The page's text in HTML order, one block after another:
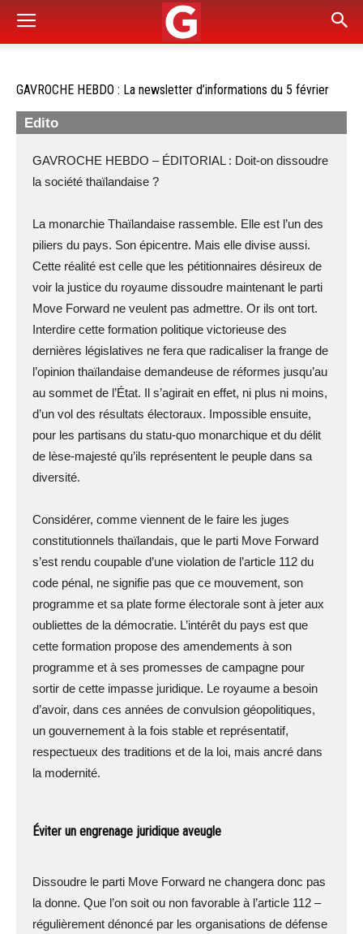
GAVROCHE HEBDO : La newsletter d’informations du 5 février
Edito
GAVROCHE HEBDO – ÉDITORIAL : Doit-on dissoudre
la société thaïlandaise ?
La monarchie Thaïlandaise rassemble. Elle est l’un des
piliers du pays. Son épicentre. Mais elle divise aussi.
Cette réalité est celle que les pétitionnaires désireux de
voir la justice du royaume dissoudre maintenant le parti
Move Forward ne veulent pas admettre. Or ils ont tort.
Interdire cette formation politique victorieuse des
dernières législatives ne fera que radicaliser la frange de
l’opinion thaïlandaise demandeuse de réformes jusqu’au
au sommet de l’État. Il s’agirait en effet, ni plus ni moins,
d’un vol des résultats électoraux. Impossible ensuite,
pour les partisans du statu-quo monarchique et du délit
de lèse-majesté qu’ils représentent le peuple dans sa
diversité.
Considérer, comme viennent de le faire les juges
constitutionnels thaïlandais, que le parti Move Forward
s’est rendu coupable d’une violation de l’article 112 du
code pénal, ne signifie pas que ce mouvement, son
programme et sa plate forme électorale sont à jeter aux
oubliettes de la démocratie. L’intérêt du pays est que
cette formation propose des amendements à son
programme et à ses promesses de campagne pour
sortir de cette impasse juridique. Le royaume a besoin
d’avoir, dans ces années de convulsion géopolitiques,
un gouvernement à la fois stable et représentatif,
respectueux des traditions et de la loi, mais ancré dans
la modernité.
Éviter un engrenage juridique aveugle
Dissoudre le parti Move Forward ne changera donc pas
la donne. Que l’on soit ou non favorable à l’article 112 –
régulièrement dénoncé par les organisations de défense